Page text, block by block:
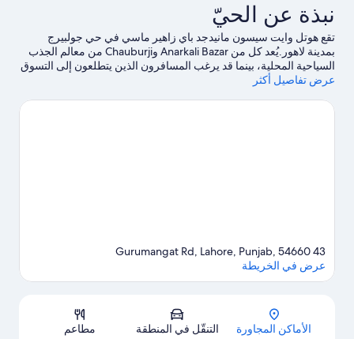
منظر
للمدينة
نبذة عن الحيّ
تقع هوتل وايت سيسون مانيدجد باي زاهير ماسي في حي جولبيرج
بمدينة لاهور.يُعد كل من Anarkali Bazar وChauburji من معالم الجذب
السياحية المحلية، بينما قد يرغب المسافرون الذين يتطلعون إلى التسوق
في زيارة كل من طريق إم إم ألام ومركز باكدجيز مول للتسوق.لا تفوت
للسفر إلى لاهور
عرض تفاصيل أكثر
الخريطة
43 Gurumangat Rd, Lahore, Punjab, 54660
عرض في الخريطة
الأماكن المجاورة التنقّل في المنطقة مطاعم